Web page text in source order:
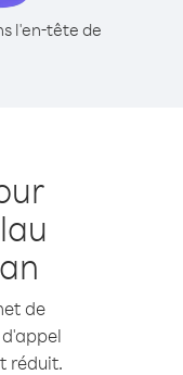
l'en-tête de
de
réduit.